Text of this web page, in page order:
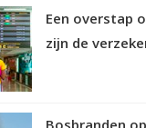
Een overstap
zijn de
Bosbranden